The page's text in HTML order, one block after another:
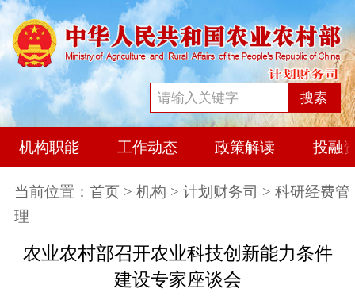
搜索
机构职能 工作动态 政策解读 投融
当前位置： 首页 > 机构 > 计划财务司 > 科研经费管
理
农业农村部召开农业科技创新能力条件
建设专家座谈会